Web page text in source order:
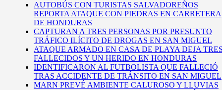
AUTOBÚS CON TURISTAS SALVADOREÑOS
REPORTA ATAQUE CON PIEDRAS EN CARRETERA
DE HONDURAS
CAPTURAN A TRES PERSONAS POR PRESUNTO
TRÁFICO ILÍCITO DE DROGAS EN SAN MIGUEL
ATAQUE ARMADO EN CASA DE PLAYA DEJA
FALLECIDOS Y UN HERIDO EN HONDURAS
IDENTIFICARON AL FUTBOLISTA QUE FALLECIÓ
TRAS ACCIDENTE DE TRÁNSITO EN SAN MIGUEL
MARN PREVÉ AMBIENTE CALUROSO Y LLUVIAS